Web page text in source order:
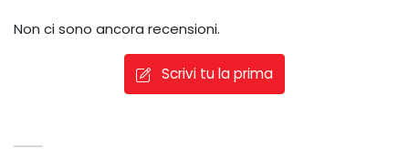
Non ci sono ancora recensioni.
Scrivi tu la prima